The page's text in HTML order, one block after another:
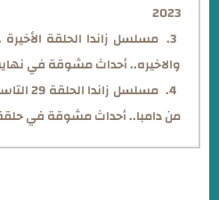
2023
والاخيره.. أحداث مشوقة في
مسلسل
من دامبا.. أحداث مشوقة في حلقة